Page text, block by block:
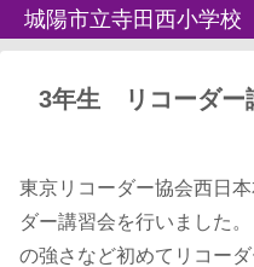
城陽市立寺田西小学校
3年生 リコーダー
東京リコーダー協会西日
ダー講習会を行いました
の強さなど初めてリコー